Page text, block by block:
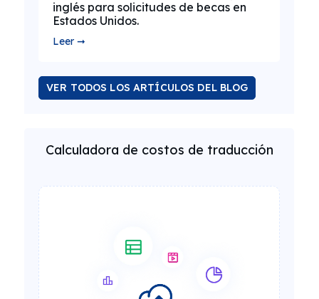
inglés para solicitudes de becas en
Estados Unidos.
Leer ➞
VER TODOS LOS ARTÍCULOS DEL BLOG
Calculadora de costos de traducción